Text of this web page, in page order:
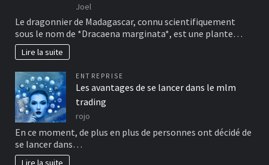
Joel
Le dragonnier de Madagascar, connu scientifiquement
sous le nom de *Dracaena marginata*, est une plante…
Lire la suite
ENTREPRISE
Les avantages de se lancer dans le mlm
trading
rojo
En ce moment, de plus en plus de personnes ont décidé de
se lancer dans…
Lire la suite